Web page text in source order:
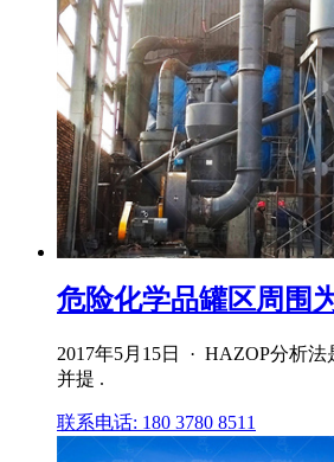
危险化学品罐区周围
2017年5月15日 · HAZOP分析
并提 .
联系电话: 180 3780 8511